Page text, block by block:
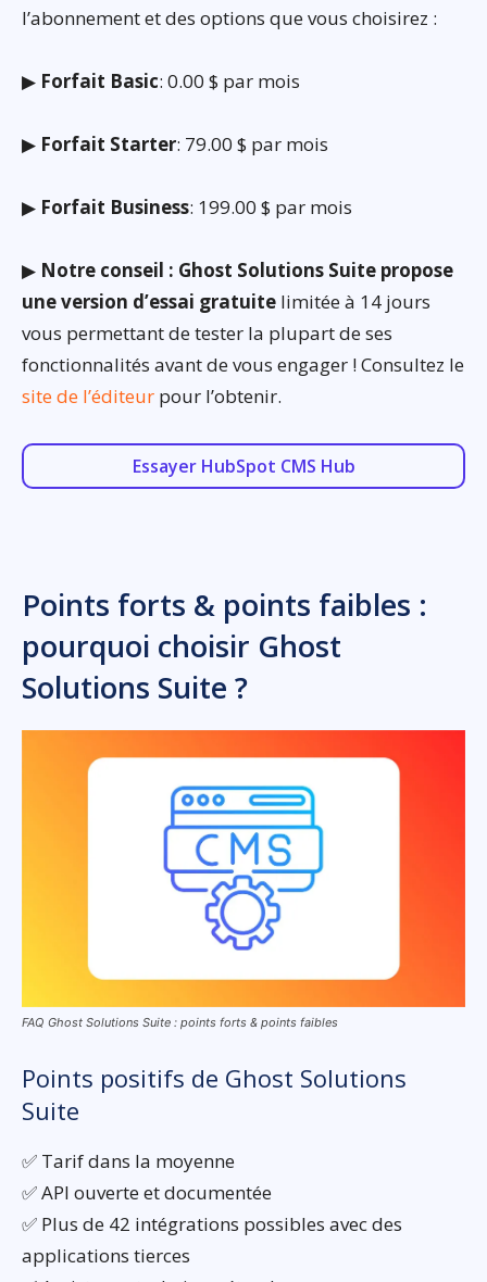
l’abonnement et des options que vous choisirez :
▶ Forfait Basic: 0.00 $ par mois
▶ Forfait Starter: 79.00 $ par mois
▶ Forfait Business: 199.00 $ par mois
▶ Notre conseil : Ghost Solutions Suite propose
une version d’essai gratuite limitée à 14 jours
vous permettant de tester la plupart de ses
fonctionnalités avant de vous engager ! Consultez le
site de l’éditeur pour l’obtenir.
Essayer HubSpot CMS Hub
Points forts & points faibles :
pourquoi choisir Ghost
Solutions Suite ?
FAQ Ghost Solutions Suite : points forts & points faibles
Points positifs de Ghost Solutions
Suite
✅ Tarif dans la moyenne
✅ API ouverte et documentée
✅ Plus de 42 intégrations possibles avec des
applications tierces